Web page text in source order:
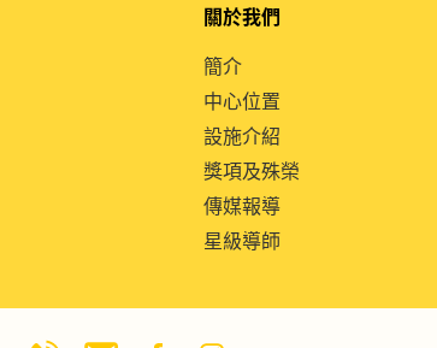
關於我們
簡介
中心位置
設施介紹
獎項及殊榮
傳媒報導
星級導師